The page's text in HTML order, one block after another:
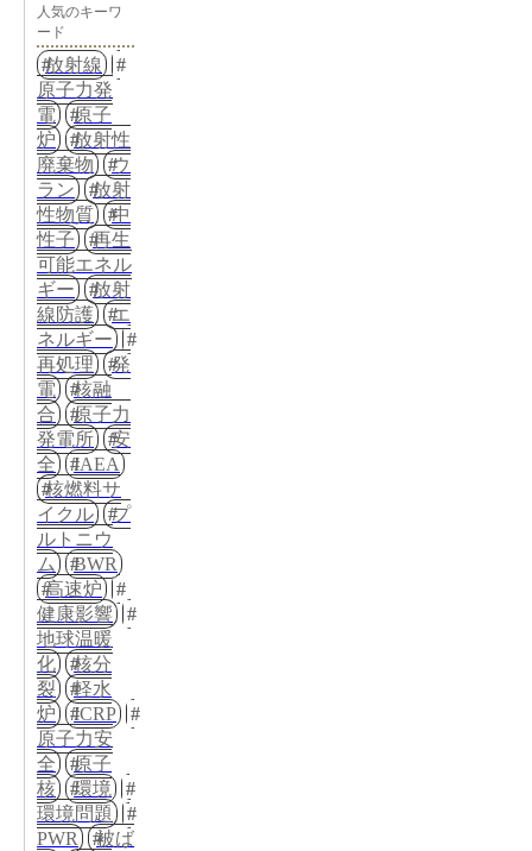
人気のキーワ
ード
放射線
原子力発
電
原子
炉
放射性
廃棄物
ウ
ラン
放射
性物質
中
性子
再生
可能エネル
ギー
放射
線防護
エ
ネルギー
再処理
発
電
核融
合
原子力
発電所
安
全
IAEA
核燃料サ
イクル
プ
ルトニウ
ム
BWR
高速炉
健康影響
地球温暖
化
核分
裂
軽水
炉
ICRP
原子力安
全
原子
核
環境
環境問題
PWR
被ば